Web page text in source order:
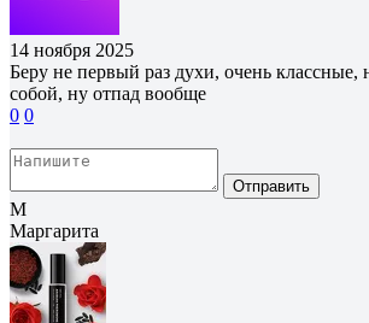
14 ноября 2025
Беру не первый раз духи, очень классные,
собой, ну отпад вообще
0 0
Отправить
М
Маргарита